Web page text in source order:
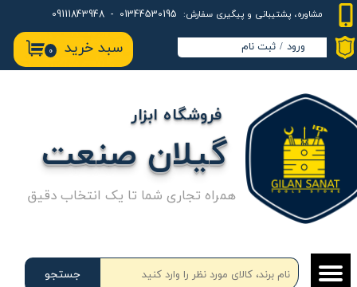
مشاوره، پشتیبانی و پیگیری سفارش:
۰ سبد خرید ورود / ثبت نام
حساب کاربری من
تغییر گذر واژه
سفارشات
خروج از حساب کاربری
جستجو
گیلان صنعت
فروشگاه ابزار
همراه تجاری شما تا یک انتخاب دقیق